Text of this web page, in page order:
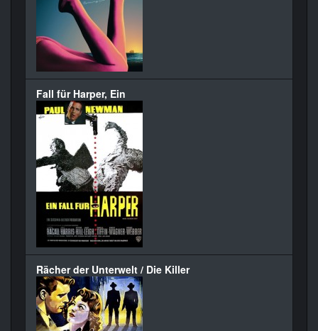
Fall für Harper, Ein
Rächer der Unterwelt / Die Killer